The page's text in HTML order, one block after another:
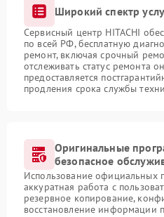
Широкий спектр
Сервисный центр HITACHI
по всей РФ, бесплатную
ремонт, включая срочный
отслеживать статус ремонта
предоставляется
продления срока службы
Оригинальные
безопасное
Использование официальных
аккуратная работа с
резервное копирование,
восстановление информации